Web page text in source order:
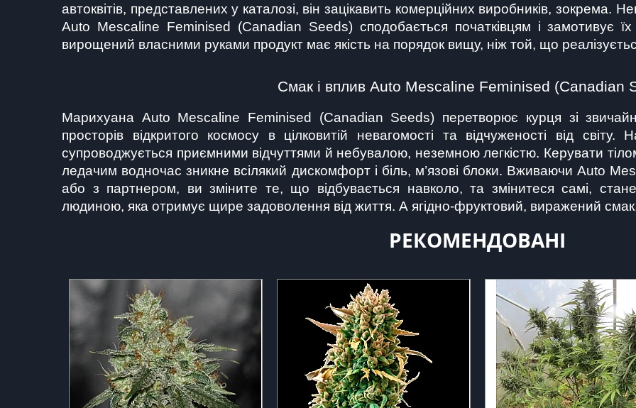
автоквітів, представлених у каталозі, він зацікавить комерційних виробників, зокрема.
Auto Mescaline Feminised (Canadian Seeds) сподобається початківцям і замотивує
вирощений власними руками продукт має якість на порядок вищу, ніж той, що
Смак і вплив Auto Mescaline Feminised (Canadian
Марихуана Auto Mescaline Feminised (Canadian Seeds) перетворює курця зі
просторів відкритого космосу в цілковитій невагомості та відчуженості від
супроводжується приємними відчуттями й небувалою, неземною легкістю. Керувати
ледачим водночас зникне всілякий дискомфорт і біль, м’язові блоки. Вживаючи Auto
або з партнером, ви зміните те, що відбувається навколо, та змінитеся самі,
людиною, яка отримує щире задоволення від життя. А ягідно-фруктовий, виражений
РЕКОМЕНДОВАНІ